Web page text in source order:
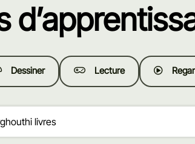
Dessiner Lecture
livres